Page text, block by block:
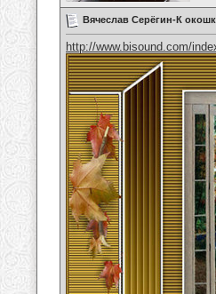
Вячеслав Серёгин-К
http://www.bisound.com/